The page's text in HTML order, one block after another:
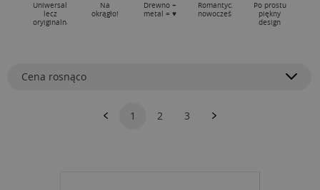
Uniwersalna
lecz
oryiginalna
Na
okrągło!
Drewno +
metal = ♥
Romantycznie-
nowocześnie
Po prostu
piękny
design
1 2 3
Cena rosnąco